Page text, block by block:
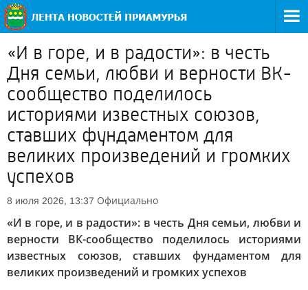
«И в горе, и в радости»: в честь
Дня семьи, любви и верности ВК-
сообщество поделилось
историями известных союзов,
ставших фундаментом для
великих произведений и громких
успехов
8 июля 2026, 13:37 Официально
«И в горе, и в радости»: в честь Дня семьи, любви и
верности ВК-сообщество поделилось историями
известных союзов, ставших фундаментом для
великих произведений и громких успехов